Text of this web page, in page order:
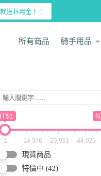
送林用金！！
所有商品 騎手用品
1 14,976 29,951 44,925
現貨商品
特價中 (42)